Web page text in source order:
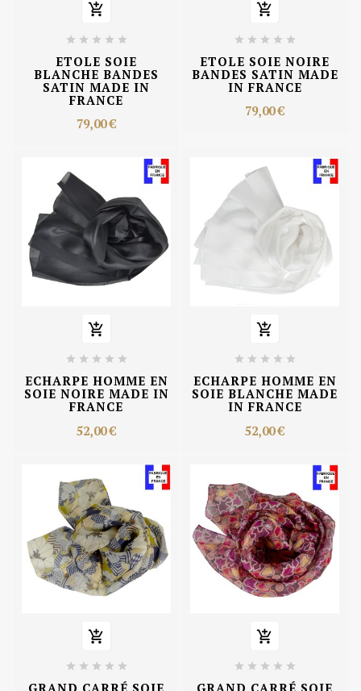

    
ETOLE SOIE
BLANCHE BANDES
SATIN MADE IN
FRANCE
79,00 €

    
ETOLE SOIE NOIRE
BANDES SATIN MADE
IN FRANCE
79,00 €

    
ECHARPE HOMME EN
SOIE NOIRE MADE IN
FRANCE
52,00 €

    
ECHARPE HOMME EN
SOIE BLANCHE MADE
IN FRANCE
52,00 €

    

    